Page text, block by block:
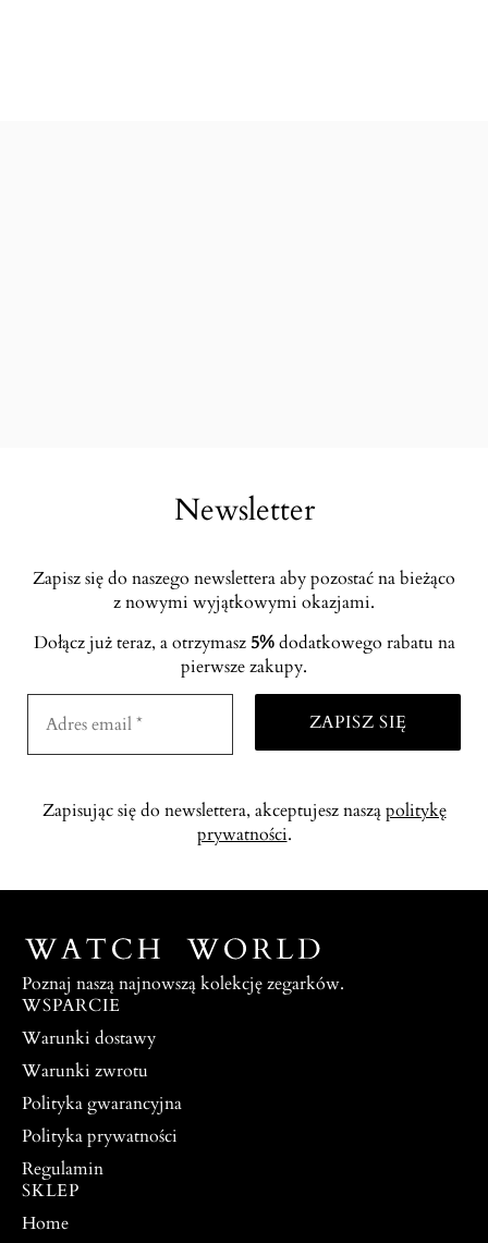
Newsletter
Zapisz się do naszego newslettera aby pozostać na bieżąco
z nowymi wyjątkowymi okazjami.
Dołącz już teraz, a otrzymasz 5%dodatkowego rabatu na
pierwsze zakupy.
Zapisując się do newslettera, akceptujesz nasząpolitykę
prywatności.
Poznaj naszą najnowszą kolekcję zegarków.
WSPARCIE
Warunki dostawy
Warunki zwrotu
Polityka gwarancyjna
Polityka prywatności
Regulamin
SKLEP
Home